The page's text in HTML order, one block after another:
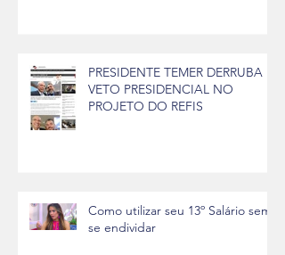
PRESIDENTE TEMER DERRUBA
VETO PRESIDENCIAL NO
PROJETO DO REFIS
Como utilizar seu 13º Salário sem
se endividar